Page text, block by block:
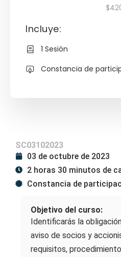
SC03102023
03 de octubre de 2023
2 horas 30 minutos de
Constancia de
Objetivo del curso:
Identificarás la
aviso de socios y
requisitos,
Incluye:
1 Sesión
Constancia de